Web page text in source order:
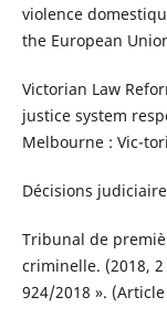
violence
the European
Victorian Law
justice system
Melbourne : Vic-
Décisions
Tribunal de
criminelle. (2018, 2
924/2018 ».